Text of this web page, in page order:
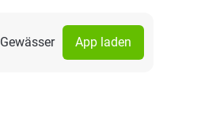
Gewässer App laden